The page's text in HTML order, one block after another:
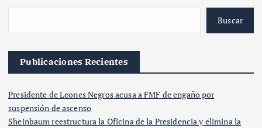
Buscar
Publicaciones Recientes
Presidente de Leones Negros acusa a FMF de engaño por
suspensión de ascenso
Sheinbaum reestructura la Oficina de la Presidencia y elimina la